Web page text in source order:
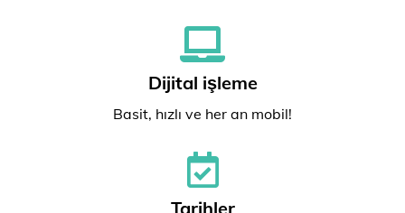
Dijital işleme
Basit, hızlı ve her an mobil!
Tarihler